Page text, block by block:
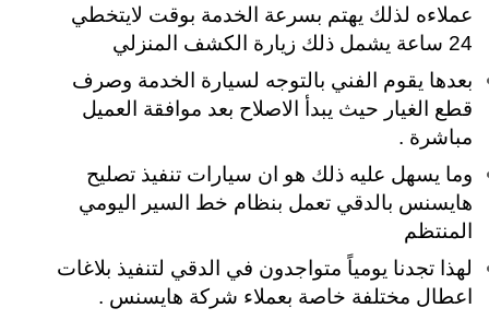
عملاءه لذلك يهتم بسرعة الخدمة بوقت لايتخطي
24 ساعة يشمل ذلك زيارة الكشف المنزلي
بعدها يقوم الفني بالتوجه لسيارة الخدمة وصرف
قطع الغيار حيث يبدأ الاصلاح بعد موافقة العميل
مباشرة .
وما يسهل عليه ذلك هو ان سيارات تنفيذ تصليح
هايسنس بالدقي تعمل بنظام خط السير اليومي
المنتظم
لهذا تجدنا يومياً متواجدون في الدقي لتنفيذ بلاغات
اعطال مختلفة خاصة بعملاء شركة هايسنس .